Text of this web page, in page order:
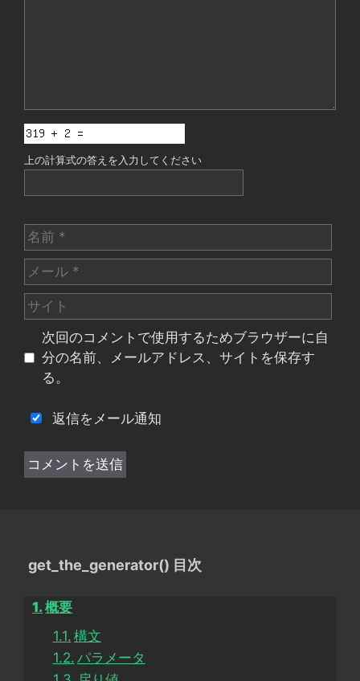
上の計算式の答えを入力してください
名
前
メ
ー
ル
サ
イ
次回のコメントで使用するためブラウザーに自
分の名前、メールアドレス、サイトを保存す
る。
返信をメール通知
get_the_generator() 目次
概要
構文
パラメータ